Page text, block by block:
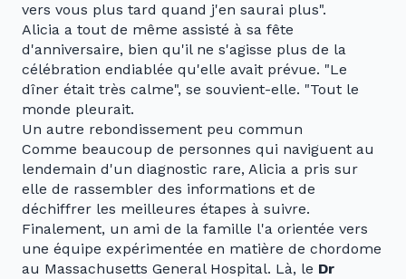
vers vous plus tard quand j'en saurai plus".
Alicia a tout de même assisté à sa fête
d'anniversaire, bien qu'il ne s'agisse plus de la
célébration endiablée qu'elle avait prévue. "Le
dîner était très calme", se souvient-elle. "Tout le
monde pleurait.
Un autre rebondissement peu commun
Comme beaucoup de personnes qui naviguent au
lendemain d'un diagnostic rare, Alicia a pris sur
elle de rassembler des informations et de
déchiffrer les meilleures étapes à suivre.
Finalement, un ami de la famille l'a orientée vers
une équipe expérimentée en matière de chordome
au Massachusetts General Hospital. Là, le Dr